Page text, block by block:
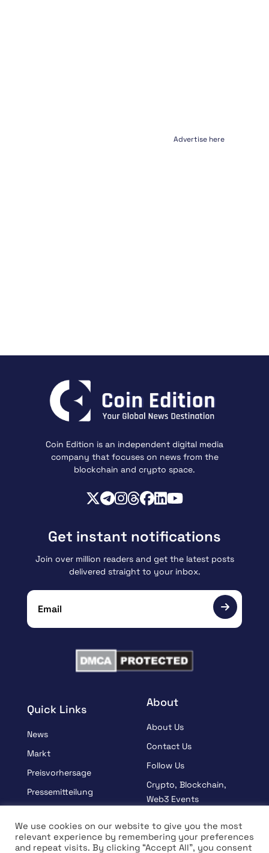
Advertise here
Coin Edition is an independent digital media
company that focuses on news from the
blockchain and crypto space.
Quick Links
News
Markt
Preisvorhersage
Pressemitteilung
Lernen
Interview
About
About Us
Contact Us
Follow Us
Crypto, Blockchain,
Web3 Events
Terms And Condition
Get instant notifications
Join over million readers and get the latest posts
delivered straight to your inbox.
We use cookies on our website to give you the most
relevant experience by remembering your preferences
and repeat visits. By clicking “Accept All”, you consent